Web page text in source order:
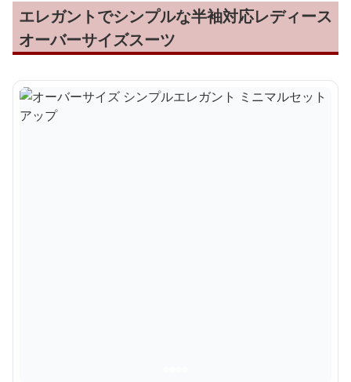
エレガントでシンプルな半袖対応レディース
オーバーサイズスーツ